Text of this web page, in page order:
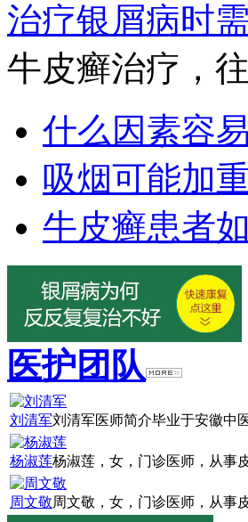
治疗银屑病时需
牛皮癣治疗，
什么因素容
吸烟可能加
牛皮癣患者
医护团队
刘清军刘清军医师简介毕业于安徽中
杨淑莲杨淑莲，女，门诊医师，从事
周文敬周文敬，女，门诊医师，从事